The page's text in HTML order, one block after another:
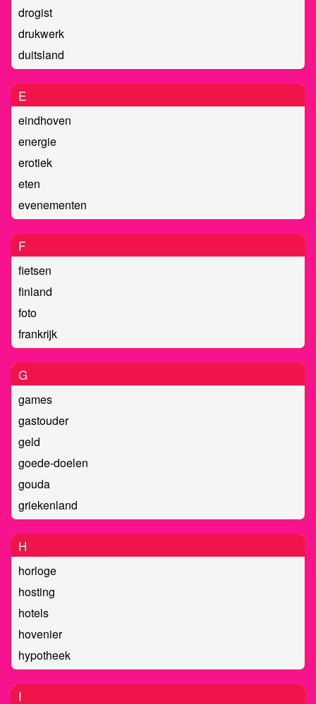
drogist
drukwerk
duitsland
E
eindhoven
energie
erotiek
eten
evenementen
F
fietsen
finland
foto
frankrijk
G
games
gastouder
geld
goede-doelen
gouda
griekenland
H
horloge
hosting
hotels
hovenier
hypotheek
I